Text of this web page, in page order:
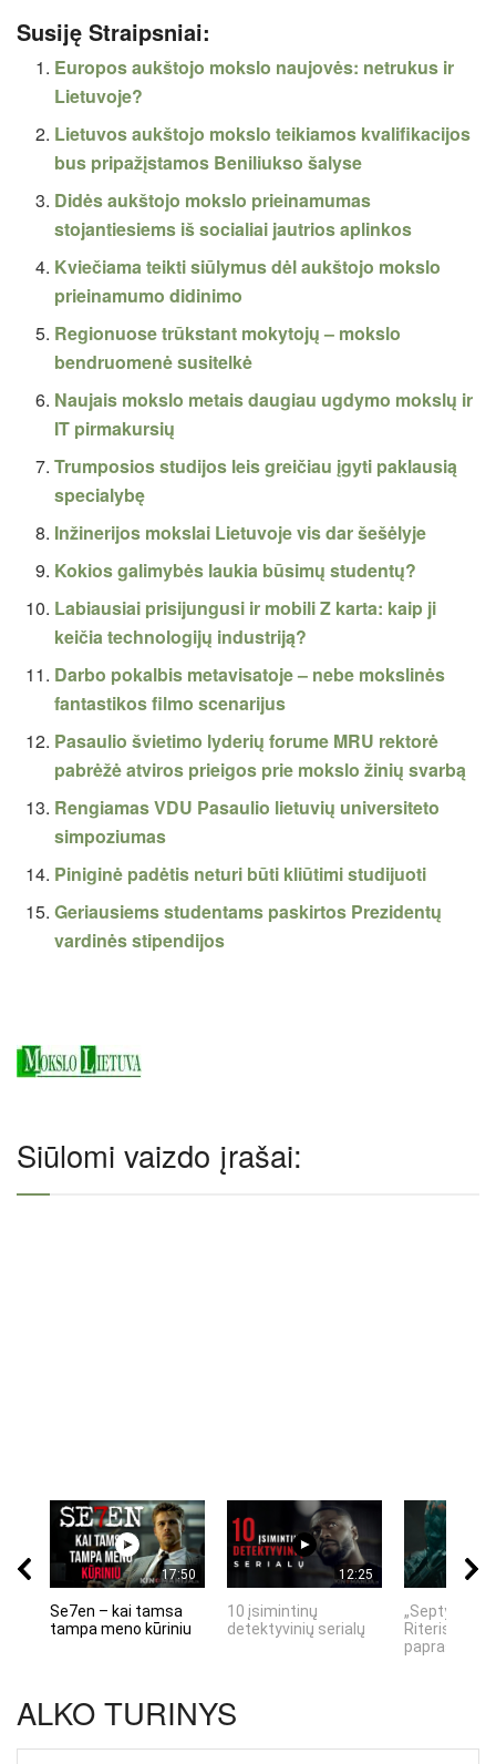
Susiję Straipsniai:
Europos aukštojo mokslo naujovės: netrukus ir
Lietuvoje?
Lietuvos aukštojo mokslo teikiamos kvalifikacijos
bus pripažįstamos Beniliukso šalyse
Didės aukštojo mokslo prieinamumas
stojantiesiems iš socialiai jautrios aplinkos
Kviečiama teikti siūlymus dėl aukštojo mokslo
prieinamumo didinimo
Regionuose trūkstant mokytojų – mokslo
bendruomenė susitelkė
Naujais mokslo metais daugiau ugdymo mokslų ir
IT pirmakursių
Trumposios studijos leis greičiau įgyti paklausią
specialybę
Inžinerijos mokslai Lietuvoje vis dar šešėlyje
Kokios galimybės laukia būsimų studentų?
Labiausiai prisijungusi ir mobili Z karta: kaip ji
keičia technologijų industriją?
Darbo pokalbis metavisatoje – nebe mokslinės
fantastikos filmo scenarijus
Pasaulio švietimo lyderių forume MRU rektorė
pabrėžė atviros prieigos prie mokslo žinių svarbą
Rengiamas VDU Pasaulio lietuvių universiteto
simpoziumas
Piniginė padėtis neturi būti kliūtimi studijuoti
Geriausiems studentams paskirtos Prezidentų
vardinės stipendijos
Siūlomi vaizdo įrašai:
17:50
Se7en – kai tamsa
tampa meno kūriniu
12:25
10 įsimintinų
detektyvinių serialų
„Septynių
Riteris" – kai
ALKO TURINYS